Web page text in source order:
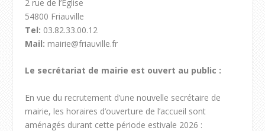
2 rue de l’Eglise
54800 Friauville
Tel: 03.82.33.00.12
Mail: mairie@friauville.fr
Le secrétariat de mairie est ouvert au public :
En vue du recrutement d’une nouvelle secrétaire de
mairie, les horaires d’ouverture de l’accueil sont
aménagés durant cette période estivale 2026 :